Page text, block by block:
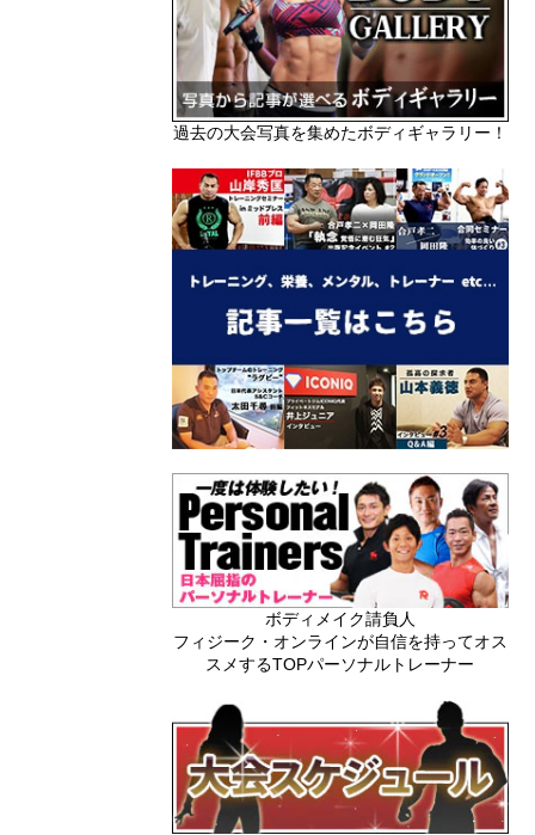
過去の大会写真を集めたボディギャラリー！
ボディメイク請負人
フィジーク・オンラインが自信を持ってオス
スメするTOPパーソナルトレーナー